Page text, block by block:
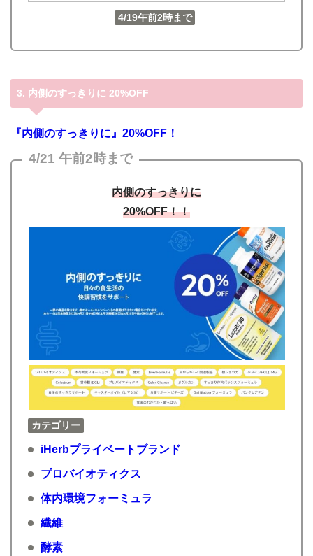
4/19午前2時まで
3. 内側のすっきりに 20%OFF
『内側のすっきりに』20%OFF！
4/21 午前2時まで
内側のすっきりに
20%OFF！！
カテゴリー
iHerbプライベートブランド
プロバイオティクス
体内環境フォーミュラ
繊維
酵素